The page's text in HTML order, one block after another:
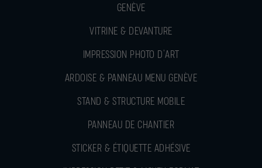
GENÈVE
VITRINE & DEVANTURE
IMPRESSION PHOTO D’ART
ARDOISE & PANNEAU MENU GENÈVE
STAND & STRUCTURE MOBILE
PANNEAU DE CHANTIER
STICKER & ÉTIQUETTE ADHÉSIVE